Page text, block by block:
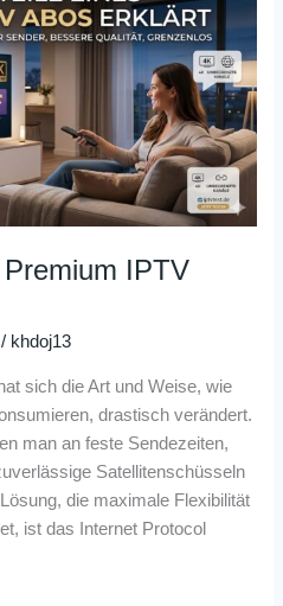
IPTV
/ khdoj13
sich die Art und Weise, wie
drastisch verändert.
man an feste Sendezeiten,
Satellitenschüsseln
die maximale Flexibilität
ist das Internet Protocol